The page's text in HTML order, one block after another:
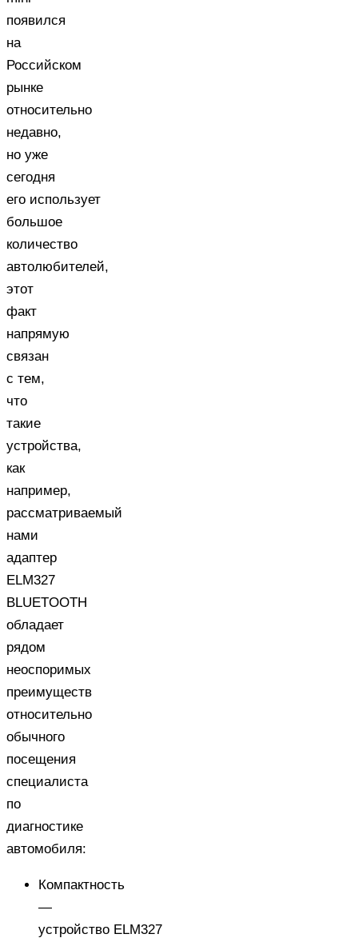
появился
на
Российском
рынке
относительно
недавно,
но уже
сегодня
его использует
большое
количество
автолюбителей,
этот
факт
напрямую
связан
с тем,
что
такие
устройства,
как
например,
рассматриваемый
нами
адаптер
ELM327
BLUETOOTH
обладает
рядом
неоспоримых
преимуществ
относительно
обычного
посещения
специалиста
по
диагностике
автомобиля:
Компактность
—
устройство ELM327